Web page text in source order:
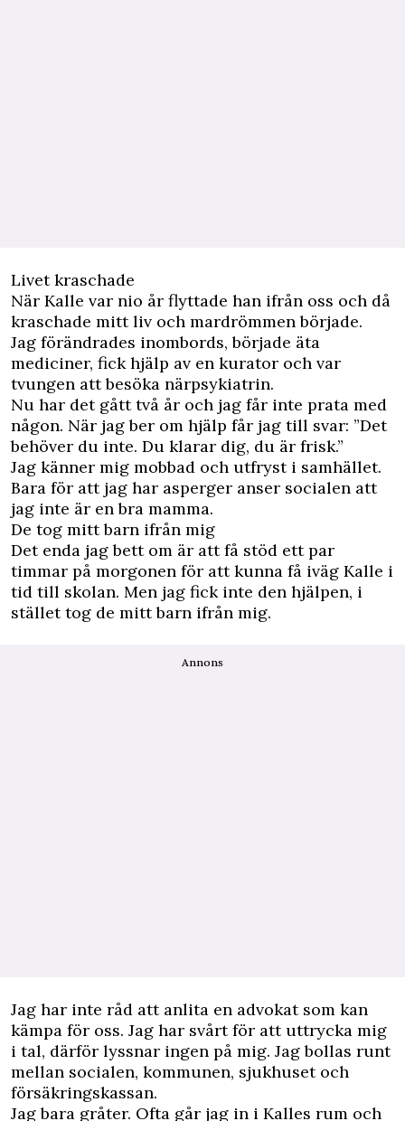
Livet kraschade
När Kalle var nio år flyttade han ifrån oss och då
kraschade mitt liv och mardrömmen började.
Jag förändrades inombords, började äta
mediciner, fick hjälp av en kurator och var
tvungen att besöka närpsykiatrin.
Nu har det gått två år och jag får inte prata med
någon. När jag ber om hjälp får jag till svar: ”Det
behöver du inte. Du klarar dig, du är frisk.”
Jag känner mig mobbad och utfryst i samhället.
Bara för att jag har asperger anser socialen att
jag inte är en bra mamma.
De tog mitt barn ifrån mig
Det enda jag bett om är att få stöd ett par
timmar på morgonen för att kunna få iväg Kalle i
tid till skolan. Men jag fick inte den hjälpen, i
stället tog de mitt barn ifrån mig.
Annons
Jag har inte råd att anlita en advokat som kan
kämpa för oss. Jag har svårt för att uttrycka mig
i tal, därför lyssnar ingen på mig. Jag bollas runt
mellan socialen, kommunen, sjukhuset och
försäkringskassan.
Jag bara gråter. Ofta går jag in i Kalles rum och